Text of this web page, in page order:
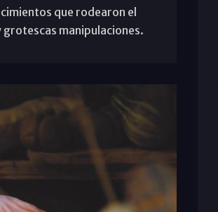
que rodearon el
grotescas manipulaciones.